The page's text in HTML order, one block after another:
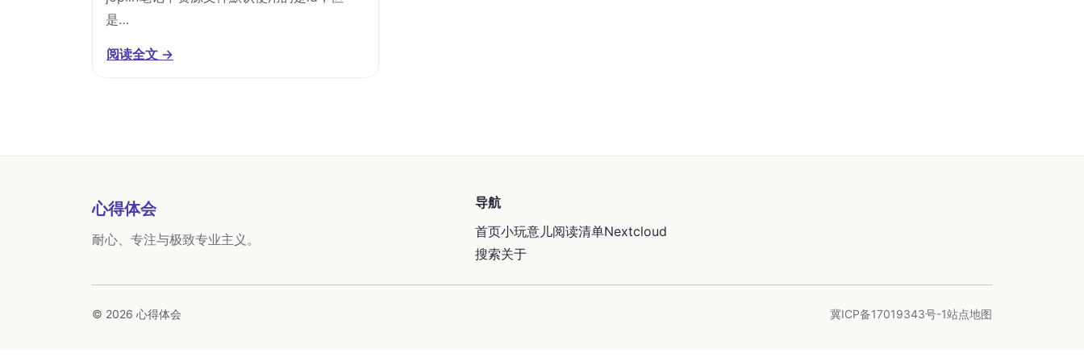
是…
阅读全文 →
心得体会
耐心、专注与极致专业主义。
导航
首页小玩意儿阅读清单Nextcloud
搜索关于
© 2026 心得体会 冀ICP备17019343号-1站点地图